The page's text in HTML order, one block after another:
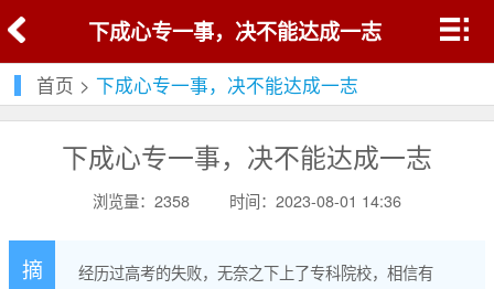
下成心专一事，决不能达成一志
首页 > 下成心专一事，决不能达成一志
下成心专一事，决不能达成一志
浏览量：2358 时间：2023-08-01 14:36
摘
经历过高考的失败，无奈之下上了专科院校，相信有